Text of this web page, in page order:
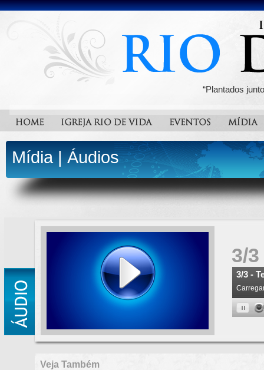
“Plantados
Mídia|Áudios
3/
Veja Também